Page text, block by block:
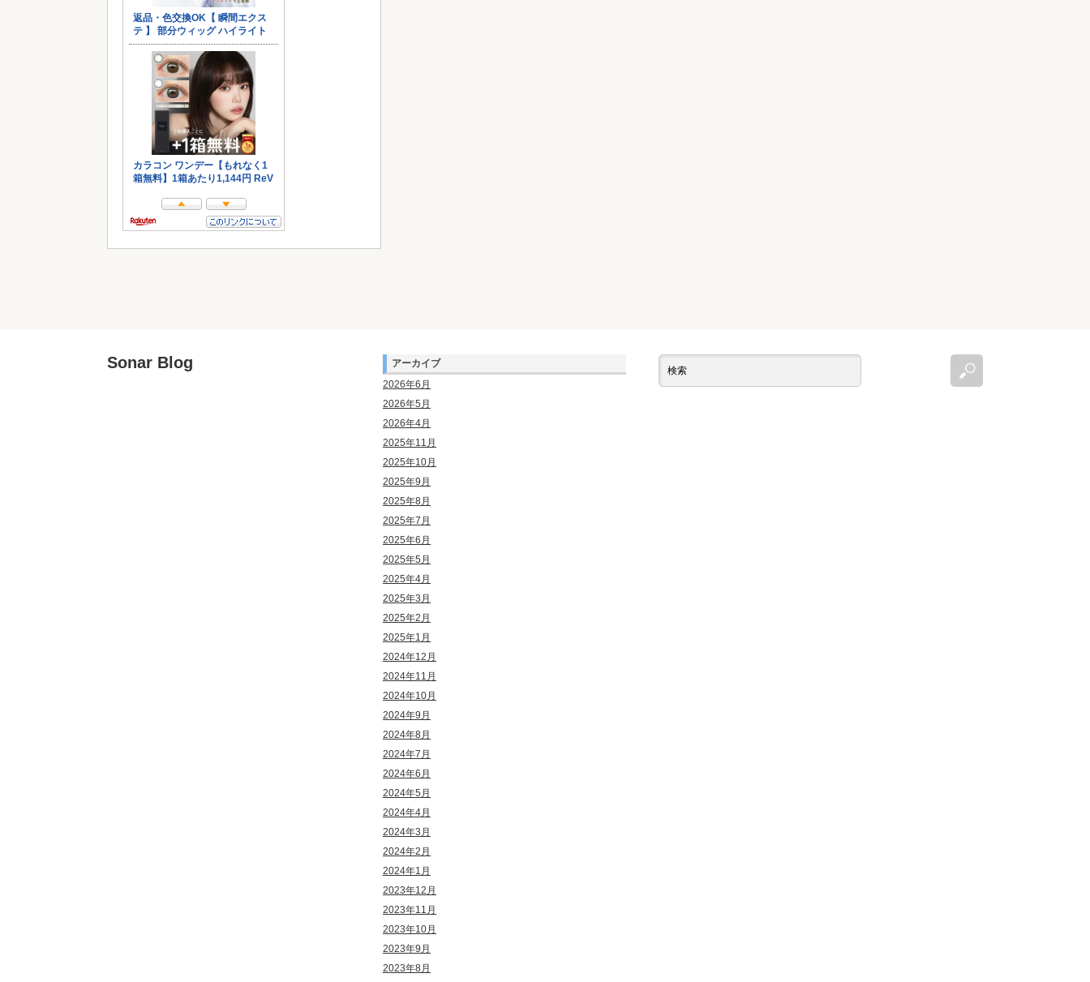
Sonar Blog
アーカイブ
2026年6月
2026年5月
2026年4月
2025年11月
2025年10月
2025年9月
2025年8月
2025年7月
2025年6月
2025年5月
2025年4月
2025年3月
2025年2月
2025年1月
2024年12月
2024年11月
2024年10月
2024年9月
2024年8月
2024年7月
2024年6月
2024年5月
2024年4月
2024年3月
2024年2月
2024年1月
2023年12月
2023年11月
2023年10月
2023年9月
2023年8月